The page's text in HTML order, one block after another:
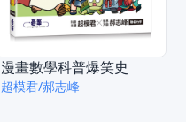
漫畫數學科普爆笑史
超模君/郝志峰